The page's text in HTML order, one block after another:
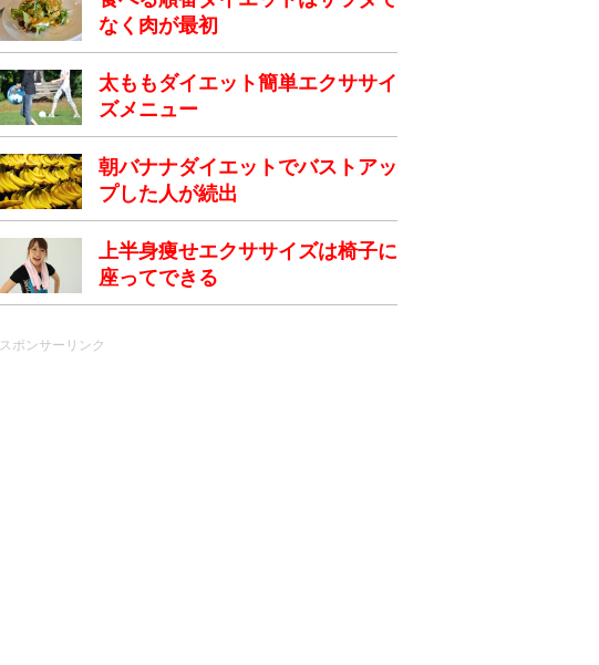
なく肉が最初
太ももダイエット簡単エクササイ
ズメニュー
朝バナナダイエットでバストアッ
プした人が続出
上半身痩せエクササイズは椅子に
座ってできる
スポンサーリンク